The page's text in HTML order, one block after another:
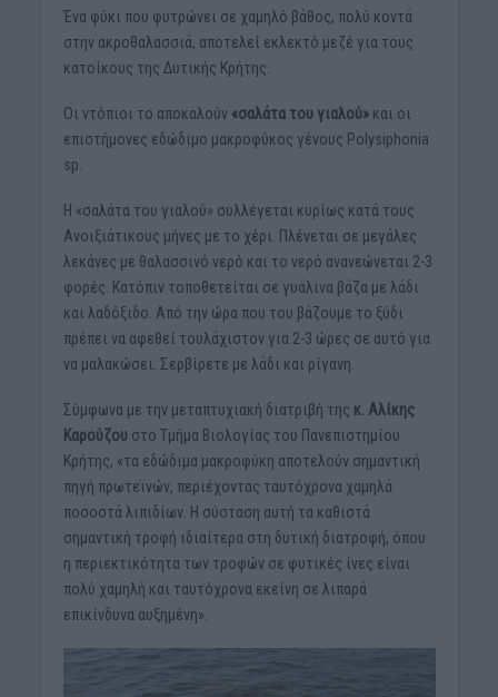
Ένα φύκι που φυτρώνει σε χαμηλό βάθος, πολύ κοντά
στην ακροθαλασσιά, αποτελεί εκλεκτό μεζέ για τους
κατοίκους της Δυτικής Κρήτης.
Οι ντόπιοι το αποκαλούν «σαλάτα του γιαλού»και οι
επιστήμονες εδώδιμο μακροφύκος γένους Polysiphonia
sp.
Η «σαλάτα του γιαλού» συλλέγεται κυρίως κατά τους
Ανοιξιάτικους μήνες με το χέρι. Πλένεται σε μεγάλες
λεκάνες με θαλασσινό νερό και το νερό ανανεώνεται 2-3
φορές. Κατόπιν τοποθετείται σε γυάλινα βάζα με λάδι
και λαδόξιδο. Από την ώρα που του βάζουμε το ξύδι
πρέπει να αφεθεί τουλάχιστον για 2-3 ώρες σε αυτό για
να μαλακώσει. Σερβίρετε με λάδι και ρίγανη.
Σύμφωνα με την μεταπτυχιακή διατριβή της κ. Αλίκης
Καρούζουστο Τμήμα Βιολογίας του Πανεπιστημίου
Κρήτης, «τα εδώδιμα μακροφύκη αποτελούν σημαντική
πηγή πρωτεϊνών, περιέχοντας ταυτόχρονα χαμηλά
ποσοστά λιπιδίων. Η σύσταση αυτή τα καθιστά
σημαντική τροφή ιδιαίτερα στη δυτική διατροφή, όπου
η περιεκτικότητα των τροφών σε φυτικές ίνες είναι
πολύ χαμηλή και ταυτόχρονα εκείνη σε λιπαρά
επικίνδυνα αυξημένη».